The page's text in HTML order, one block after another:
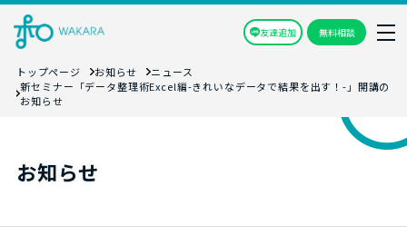
友達追加 無料相談
トップページ お知らせ
ニュース
新セミナー「データ整理術Excel編-きれいなデータで結果を出す！-」開講の
お知らせ
お知らせ